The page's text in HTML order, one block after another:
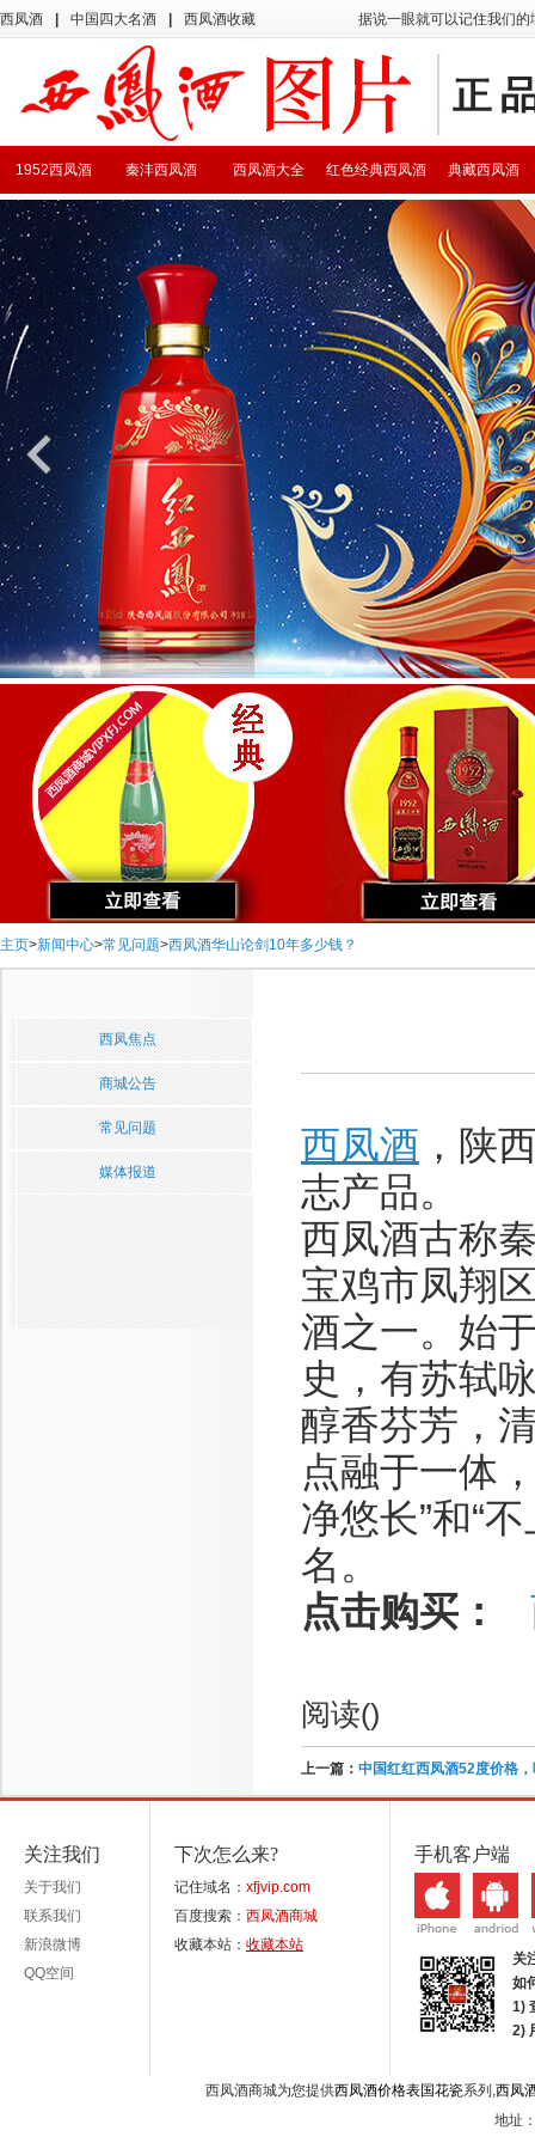
西凤酒 中国四大名酒 西凤酒收藏 据说一眼就可以记住我们
典藏西凤酒
红色经典西凤酒
西凤酒大全
秦沣西凤酒
1952西凤酒
主页>新闻中心>常见问题>西凤酒华山论剑10年多少钱？
西凤焦点
商城公告
常见问题
媒体报道
西凤酒 ，陕
志产品。
西凤酒古称
宝鸡市凤翔
酒之一。始
史，有苏轼
醇香芬芳，
点融于一体
净悠长”和“
名。
点击购买：
阅读()
上一篇： 中国红红西凤酒52度价格
关注我们
关于我们
联系我们
新浪微博
QQ空间
下次怎么来?
记住域名： xfjvip.com
百度搜索： 西凤酒商城
收藏本站： 收藏本站
手机客户端
关
如
1)
2)
西凤酒商城为您提供西凤酒价格表国花瓷系列,西凤
地址